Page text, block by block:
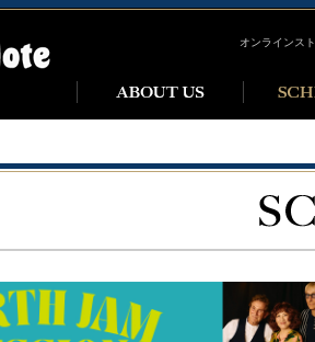
オンラインス